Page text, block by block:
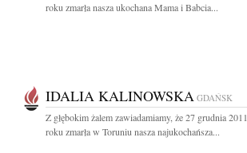
roku zmarła nasza ukochana Mama i Babcia...
IDALIA KALINOWSKA GDAŃSK
Z głębokim żalem zawiadamiamy, że 27 grudnia 2011
roku zmarła w Toruniu nasza najukochańsza...